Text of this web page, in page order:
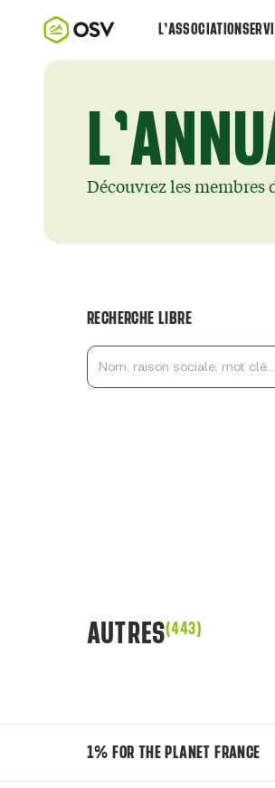
L’ASSOCIATION
Découvrez les
RECHERCHE LIBRE
AUTRES(443)
1% FOR THE PLANET FRANCE